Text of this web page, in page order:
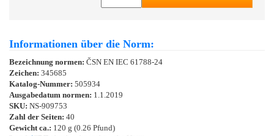
Informationen über die Norm:
Bezeichnung normen: ČSN EN IEC 61788-24
Zeichen: 345685
Katalog-Nummer: 505934
Ausgabedatum normen: 1.1.2019
SKU: NS-909753
Zahl der Seiten: 40
Gewicht ca.: 120 g (0.26 Pfund)